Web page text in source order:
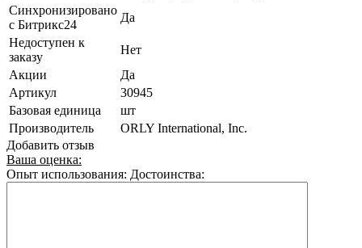
Синхронизировано
с Битрикс24
Да
Недоступен к
заказу
Нет
Акции
Да
Артикул
30945
Базовая единица
шт
Производитель
ORLY International, Inc.
Добавить отзыв
Ваша оценка:
Опыт использования: Достоинства: